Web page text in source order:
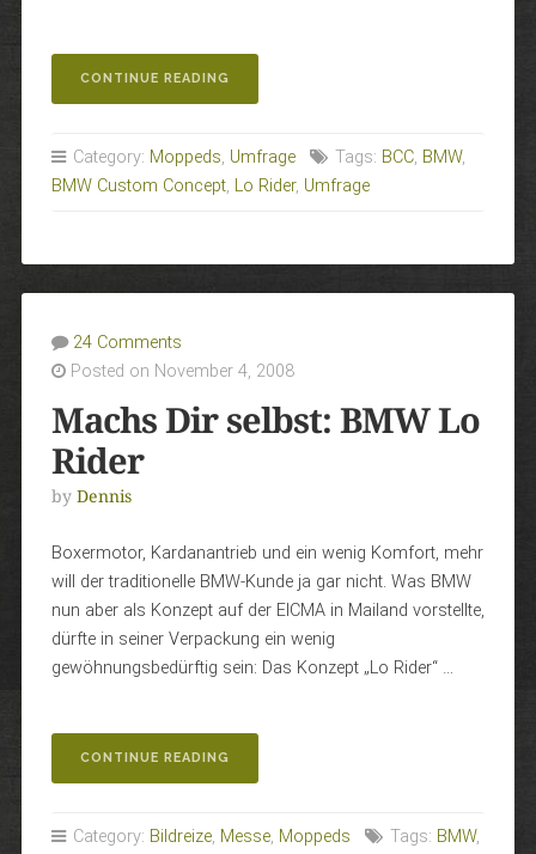
CONTINUE READING
ZUR
RIDER“
Category: Moppeds, Umfrage Tags: BCC, BMW,
BMW Custom Concept, Lo Rider, Umfrage
24 Comments
Posted on November 4, 2008
Machs Dir selbst: BMW Lo
Rider
by Dennis
Boxermotor, Kardanantrieb und ein wenig Komfort, mehr
will der traditionelle BMW-Kunde ja gar nicht. Was BMW
nun aber als Konzept auf der EICMA in Mailand vorstellte,
dürfte in seiner Verpackung ein wenig
gewöhnungsbedürftig sein: Das Konzept „Lo Rider“ …
CONTINUE READING
LO
Category: Bildreize, Messe, Moppeds Tags: BMW,